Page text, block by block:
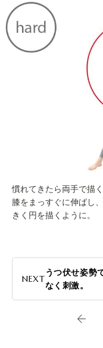
慣れてきたら両手で描
膝をまっすぐに伸ばし
きく円を描くように。
NEXT
うつ伏せ姿勢
なく刺激。